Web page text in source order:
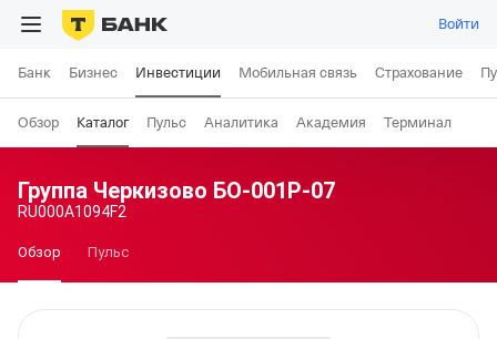
Войти
Банк Бизнес Инвестиции Мобильная связь Страхование
Обзор Каталог Пульс Аналитика Академия Терминал
Группа Черкизово БО-001Р-07
RU000A1094F2
Обзор Пульс